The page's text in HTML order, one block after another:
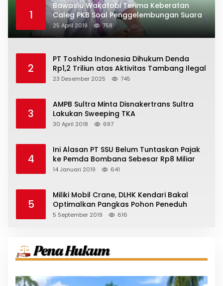
1
Bawaslu Wakatobi Terima Keberatan
Caleg PKB Soal Penggelembungan Suara
25 April 2019 758
2
PT Toshida Indonesia Dihukum Denda
Rp1,2 Triliun atas Aktivitas Tambang Ilegal
23 Desember 2025 745
3
AMPB Sultra Minta Disnakertrans Sultra
Lakukan Sweeping TKA
30 April 2018 697
4
Ini Alasan PT SSU Belum Tuntaskan Pajak
ke Pemda Bombana Sebesar Rp8 Miliar
14 Januari 2019 641
5
Miliki Mobil Crane, DLHK Kendari Bakal
Optimalkan Pangkas Pohon Peneduh
5 September 2019 616